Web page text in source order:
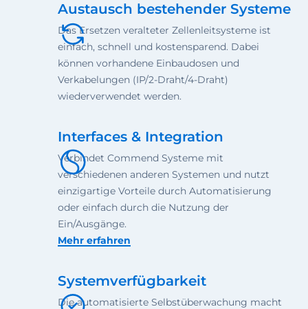
Austausch bestehender Systeme
Das Ersetzen veralteter Zellenleitsysteme ist
einfach, schnell und kostensparend. Dabei
können vorhandene Einbaudosen und
Verkabelungen (IP/2-Draht/4-Draht)
wiederverwendet werden.
Interfaces & Integration
Verbindet Commend Systeme mit
verschiedenen anderen Systemen und nutzt
einzigartige Vorteile durch Automatisierung
oder einfach durch die Nutzung der
Ein/Ausgänge.
Mehr erfahren
Systemverfügbarkeit
Die automatisierte Selbstüberwachung macht